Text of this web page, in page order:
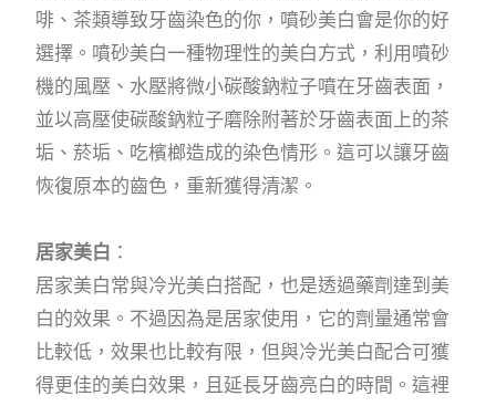
啡、茶類導致牙齒染色的你，噴砂美白會是你的好
選擇。噴砂美白一種物理性的美白方式，利用噴砂
機的風壓、水壓將微小碳酸鈉粒子噴在牙齒表面，
並以高壓使碳酸鈉粒子磨除附著於牙齒表面上的茶
垢、菸垢、吃檳榔造成的染色情形。這可以讓牙齒
恢復原本的齒色，重新獲得清潔。
居家美白 ：
居家美白常與冷光美白搭配，也是透過藥劑達到美
白的效果。不過因為是居家使用，它的劑量通常會
比較低，效果也比較有限，但與冷光美白配合可獲
得更佳的美白效果，且延長牙齒亮白的時間。這裡